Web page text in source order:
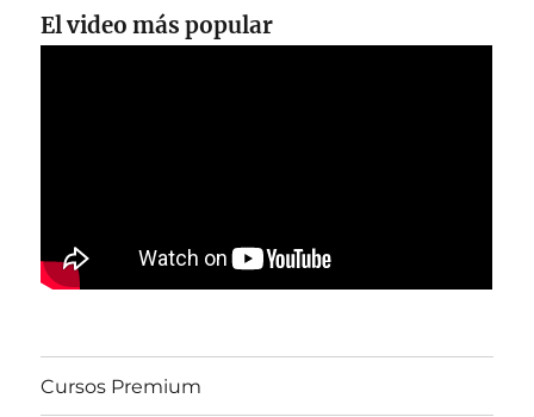
El video más popular
Cursos Premium